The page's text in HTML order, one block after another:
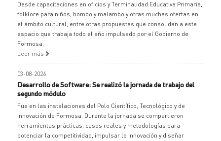
Desde capacitaciones en oficios y Terminalidad Educativa Primaria,
folklore para niños, bombo y malambo y otras muchas ofertas en
el ámbito cultural, entre otras propuestas que consolidan a este
espacio que trabaja todo el año impulsado por el Gobierno de
Formosa.
Leer más
03-08-2026
Desarrollo de Software: Se realizó la jornada de trabajo del
segundo módulo
Fue en las instalaciones del Polo Científico, Tecnológico y de
Innovación de Formosa. Durante la jornada se compartieron
herramientas prácticas, casos reales y metodologías para
potenciar la competitividad, impulsar la innovación y diseñar